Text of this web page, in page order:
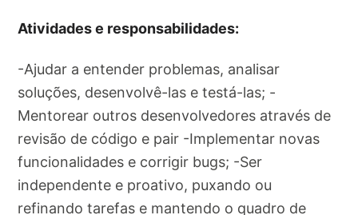
Atividades e responsabilidades:
-Ajudar a entender problemas, analisar
soluções, desenvolvê-las e testá-las; -
Mentorear outros desenvolvedores através de
revisão de código e pair -Implementar novas
funcionalidades e corrigir bugs; -Ser
independente e proativo, puxando ou
refinando tarefas e mantendo o quadro de